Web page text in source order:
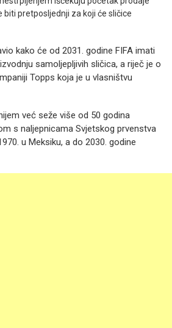
biti pretposljednji za koji će sličice
kako će od 2031. godine FIFA imati
samoljepljivih sličica, a riječ je o
Topps koja je u vlasništvu
već seže više od 50 godina
s naljepnicama Svjetskog prvenstva
u Meksiku, a do 2030. godine